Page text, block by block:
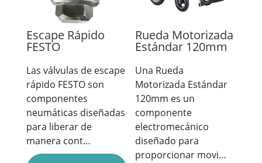
Escape Rápido
FESTO
Las válvulas de escape
rápido FESTO son
componentes
neumáticas diseñadas
para liberar de
manera cont…
Rueda Motorizada
Estándar 120mm
Una Rueda
Motorizada Estándar
120mm es un
componente
electromecánico
diseñado para
proporcionar movi…